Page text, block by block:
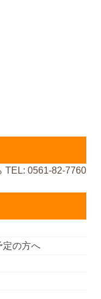
TEL: 0561-82-7760
定の方へ